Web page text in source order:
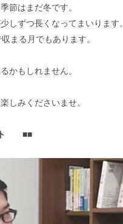
節はまだ冬です。
しずつ長くなってまいります。
まる月でもあります。
かもしれません。
しみくださいませ。
ト ■■